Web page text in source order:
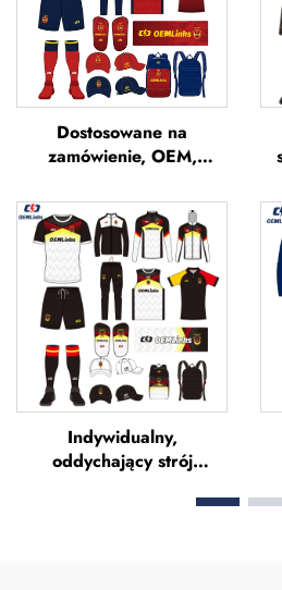
Dostosowane na
zamówienie, OEM,
piłkarskie z sublimacją,
koszulki drużynowe do
piłki nożnej, odzież
piłkarska, koszulki
futbolowe,
niestandardowe koszulki
piłkarskie
Indywidualny,
oddychający strój